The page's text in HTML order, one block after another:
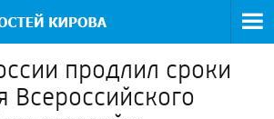
продлил сроки
Всероссийского